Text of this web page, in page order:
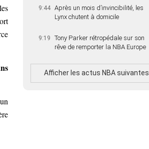
9:44 Après un mois d’invincibilité, les
Lynx chutent à domicile
9:19
Tony Parker rétropédale sur son
rêve de remporter la NBA Europe
Afficher les actus NBA suivantes